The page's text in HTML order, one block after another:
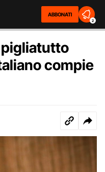
ABBONATI
2
pigliatutto
compie